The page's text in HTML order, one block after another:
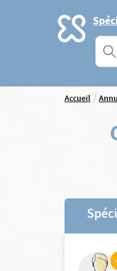
Accueil
Accueil/